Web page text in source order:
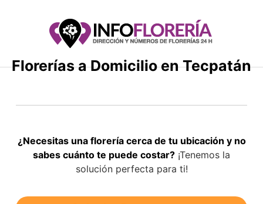
Florerías a Domicilio en Tecpatán
¿Necesitas una florería cerca de tu ubicación y no
sabes cuánto te puede costar? ¡Tenemos la
solución perfecta para ti!